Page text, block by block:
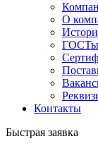
О
ГОСТы
Контакты
Быстрая заявка